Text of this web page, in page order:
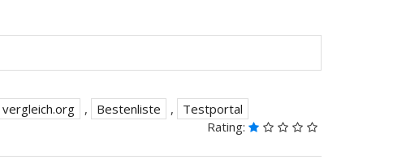
vergleich.org , Bestenliste ,
Testportal
Rating: